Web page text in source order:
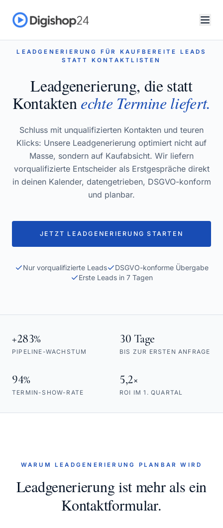
LEADGENERIERUNG FÜR KAUFBEREITE LEADS
STATT KONTAKTLISTEN
Leadgenerierung, die statt
Kontaktenechte Termine liefert.
Schluss mit unqualifizierten Kontakten und teuren
Klicks: Unsere Leadgenerierung optimiert nicht auf
Masse, sondern auf Kaufabsicht. Wir liefern
vorqualifizierte Entscheider als Erstgespräche direkt
in deinen Kalender, datengetrieben, DSGVO-konform
und planbar.
JETZT LEADGENERIERUNG STARTEN
Nur vorqualifizierte Leads
DSGVO-konforme Übergabe
Erste Leads in 7 Tagen
+283%
PIPELINE-WACHSTUM
30 Tage
BIS ZUR ERSTEN ANFRAGE
94%
TERMIN-SHOW-RATE
5,2×
ROI IM 1. QUARTAL
WARUM LEADGENERIERUNG PLANBAR WIRD
Leadgenerierung ist mehr als ein
Kontaktformular.